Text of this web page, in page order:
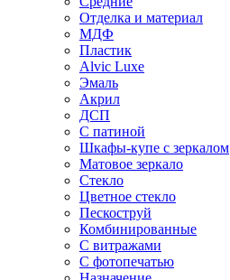
Отделка и материал
МДФ
Пластик
Alvic Luxe
Эмаль
Акрил
ДСП
С патиной
Шкафы-купе с зеркалом
Матовое зеркало
Стекло
Цветное стекло
Пескоструй
Комбинированные
С витражами
С фотопечатью